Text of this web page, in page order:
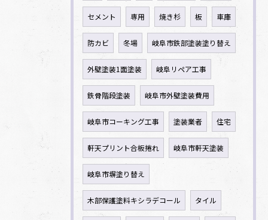
セメント 専用 焼き杉 板 車庫
防カビ 冬場 岐阜市鉄部塗装塗り替え
外壁塗装1面塗装 岐阜リペア工事
鉄骨階段塗装 岐阜市外壁塗装費用
岐阜市コーキング工事 塗装業者 住宅
軒天プリント合板捲れ 岐阜市軒天塗装
岐阜市塀塗り替え
木部保護塗料キシラデコール タイル